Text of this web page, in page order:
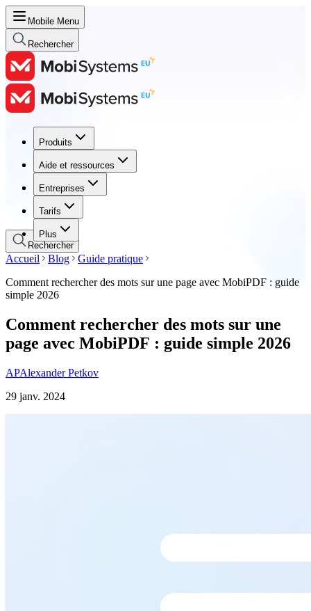
Mobile Menu
Rechercher
Produits
Aide et ressources
Entreprises
Tarifs
Plus
Produits
Aide et ressources
Entreprises
Tarifs
Rechercher
Accueil Blog
Guide pratique
Comment rechercher des mots sur une page avec MobiPDF : guide
simple 2026
Comment rechercher des mots sur une
page avec MobiPDF : guide simple 2026
APAlexander Petkov
29 janv. 2024